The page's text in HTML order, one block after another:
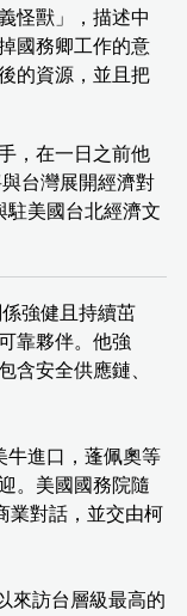
怪獸」，描述中
國務卿工作的意
的資源，並且把
，在一日之前他
台灣展開經濟對
駐美國台北經濟文
強健且持續茁
靠夥伴。他強
含安全供應鏈、
牛進口，蓬佩奧等
。美國國務院隨
業對話，並交由柯
來訪台層級最高的